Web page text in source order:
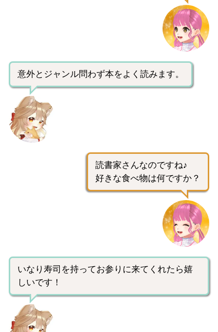
意外とジャンル問わず本をよく読みます。
読書家さんなのですね♪
好きな食べ物は何ですか？
いなり寿司を持ってお参りに来てくれたら嬉
しいです！